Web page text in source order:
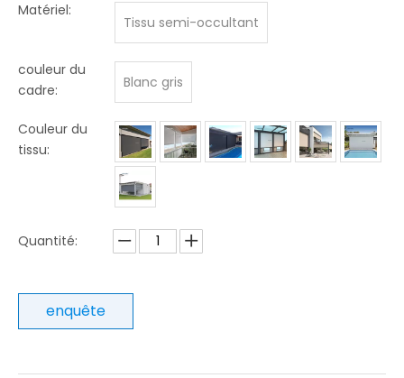
Matériel:
Tissu semi-occultant
couleur du
cadre:
Blanc gris
Couleur du
tissu:
Quantité:
enquête